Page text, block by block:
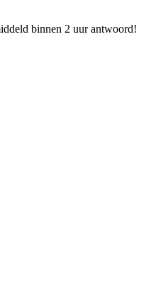
binnen 2 uur antwoord!